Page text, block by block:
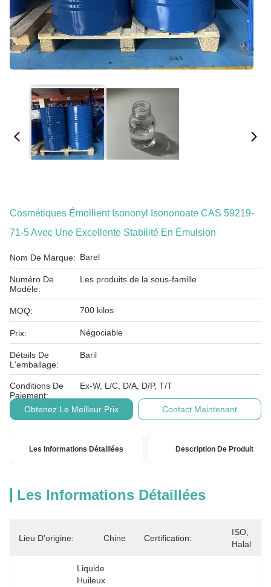
Cosmétiques Émollient Isononyl Isononoate CAS 59219-
71-5 Avec Une Excellente Stabilité En Émulsion
Nom De Marque: Barel
Numéro De
Modèle:
Les produits de la sous-famille
MOQ: 700 kilos
Prix: Négociable
Détails De
L'emballage:
Baril
Conditions De
Paiement:
Ex-W, L/C, D/A, D/P, T/T
Obtenez Le Meilleur Prix Contact Maintenant
Les Informations Détaillées Description De Produit
Les Informations Détaillées
Lieu D'origine: Chine Certification:
ISO,
Halal
Liquide
Huileux